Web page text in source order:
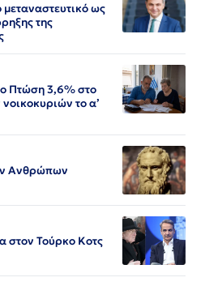
ως
της
Πτώση 3,6% στο
το α’
Ανθρώπων
στον Τούρκο Κοτς